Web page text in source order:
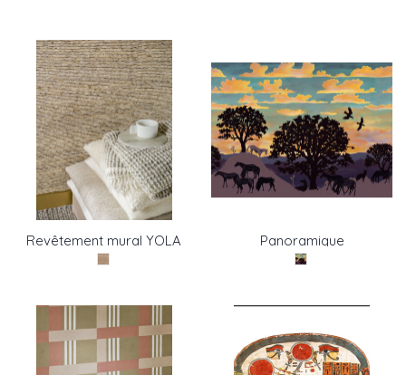
Revêtement mural YOLA
de Pierre Frey
Panoramique
SHELTERING SKY de